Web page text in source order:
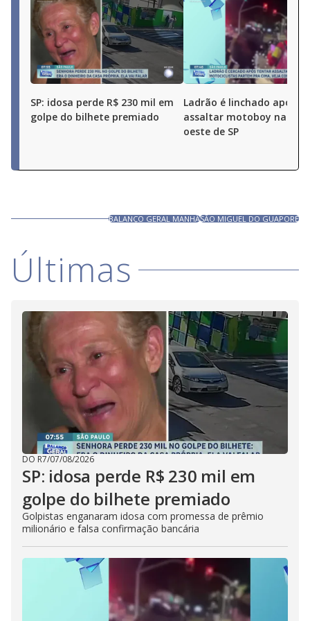
SP: idosa perde R$ 230 mil em
golpe do bilhete premiado
Ladrão é linchado após
assaltar motoboy na
oeste de SP
BALANÇO GERAL MANHÃSÃO MIGUEL DO GUAPORÉ
Últimas
DO R7/07/08/2026
SP: idosa perde R$ 230 mil em
golpe do bilhete premiado
Golpistas enganaram idosa com promessa de prêmio
milionário e falsa confirmação bancária